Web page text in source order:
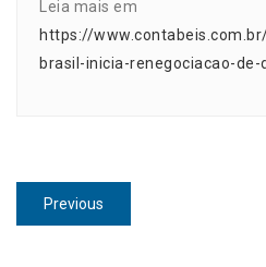
Leia mais em
https://
brasil-inicia-renegociacao-
Navegação
de
Previous
post: